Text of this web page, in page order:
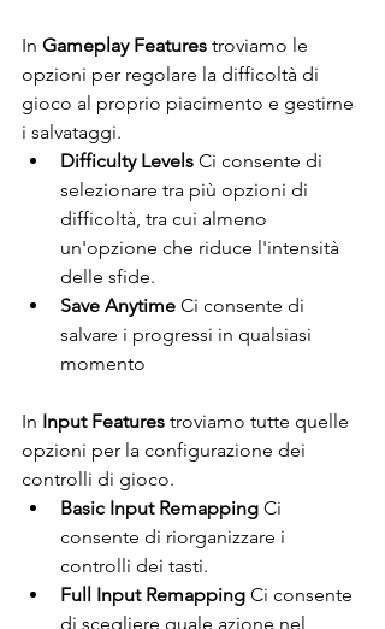
In Gameplay Features troviamo le
opzioni per regolare la difficoltà di
gioco al proprio piacimento e gestirne
i salvataggi.
Difficulty Levels Ci consente di
selezionare tra più opzioni di
difficoltà, tra cui almeno
un'opzione che riduce l'intensità
delle sfide.
Save Anytime Ci consente di
salvare i progressi in qualsiasi
momento
In Input Features troviamo tutte quelle
opzioni per la configurazione dei
controlli di gioco.
Basic Input Remapping Ci
consente di riorganizzare i
controlli dei tasti.
Full Input Remapping Ci consente
di scegliere quale azione nel